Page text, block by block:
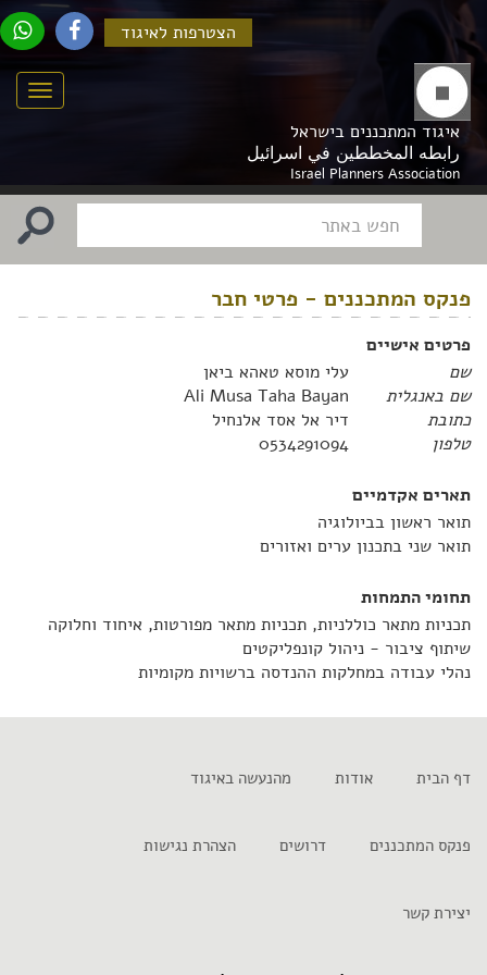
הצטרפות לאיגוד
איגוד המתכננים בישראל
رابطه المخططين في اسرائيل
Israel Planners Association
פנקס המתכננים - פרטי חבר
פרטים אישיים
שם
עלי מוסא טאהא ביאן
שם באנגלית
Ali Musa Taha Bayan
כתובת
דיר אל אסד אלנחיל
טלפון
0534291094
תארים אקדמיים
תואר ראשון בביולוגיה
תואר שני בתכנון ערים ואזורים
תחומי התמחות
תכניות מתאר כוללניות, תכניות מתאר מפורטות, איחוד וחלוקה
שיתוף ציבור - ניהול קונפליקטים
נהלי עבודה במחלקות ההנדסה ברשויות מקומיות
דף הבית אודות מהנעשה באיגוד
פנקס המתכננים דרושים הצהרת נגישות
יצירת קשר